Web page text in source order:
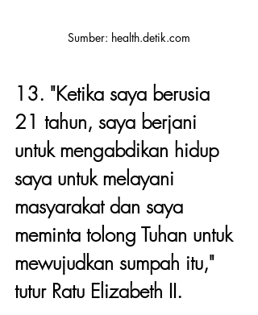
Sumber: health.detik.com
13. "Ketika saya berusia
21 tahun, saya berjani
untuk mengabdikan hidup
saya untuk melayani
masyarakat dan saya
meminta tolong Tuhan untuk
mewujudkan sumpah itu,"
tutur Ratu Elizabeth II.